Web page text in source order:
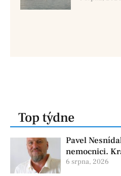
Top týdne
Pavel
nemocnici.
změnu ve
6 srpna, 2026